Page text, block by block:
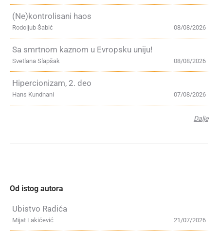
(Ne)kontrolisani haos
08/08/2026
Rodoljub Šabić
Sa smrtnom kaznom u Evropsku uniju!
08/08/2026
Svetlana Slapšak
Hipercionizam, 2. deo
07/08/2026
Hans Kundnani
Dalje
Od istog autora
Ubistvo Radića
21/07/2026
Mijat Lakićević